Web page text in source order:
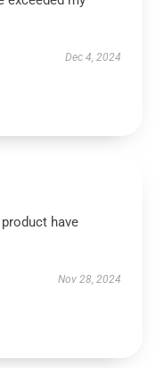
Dec 4, 2024
have
Nov 28, 2024